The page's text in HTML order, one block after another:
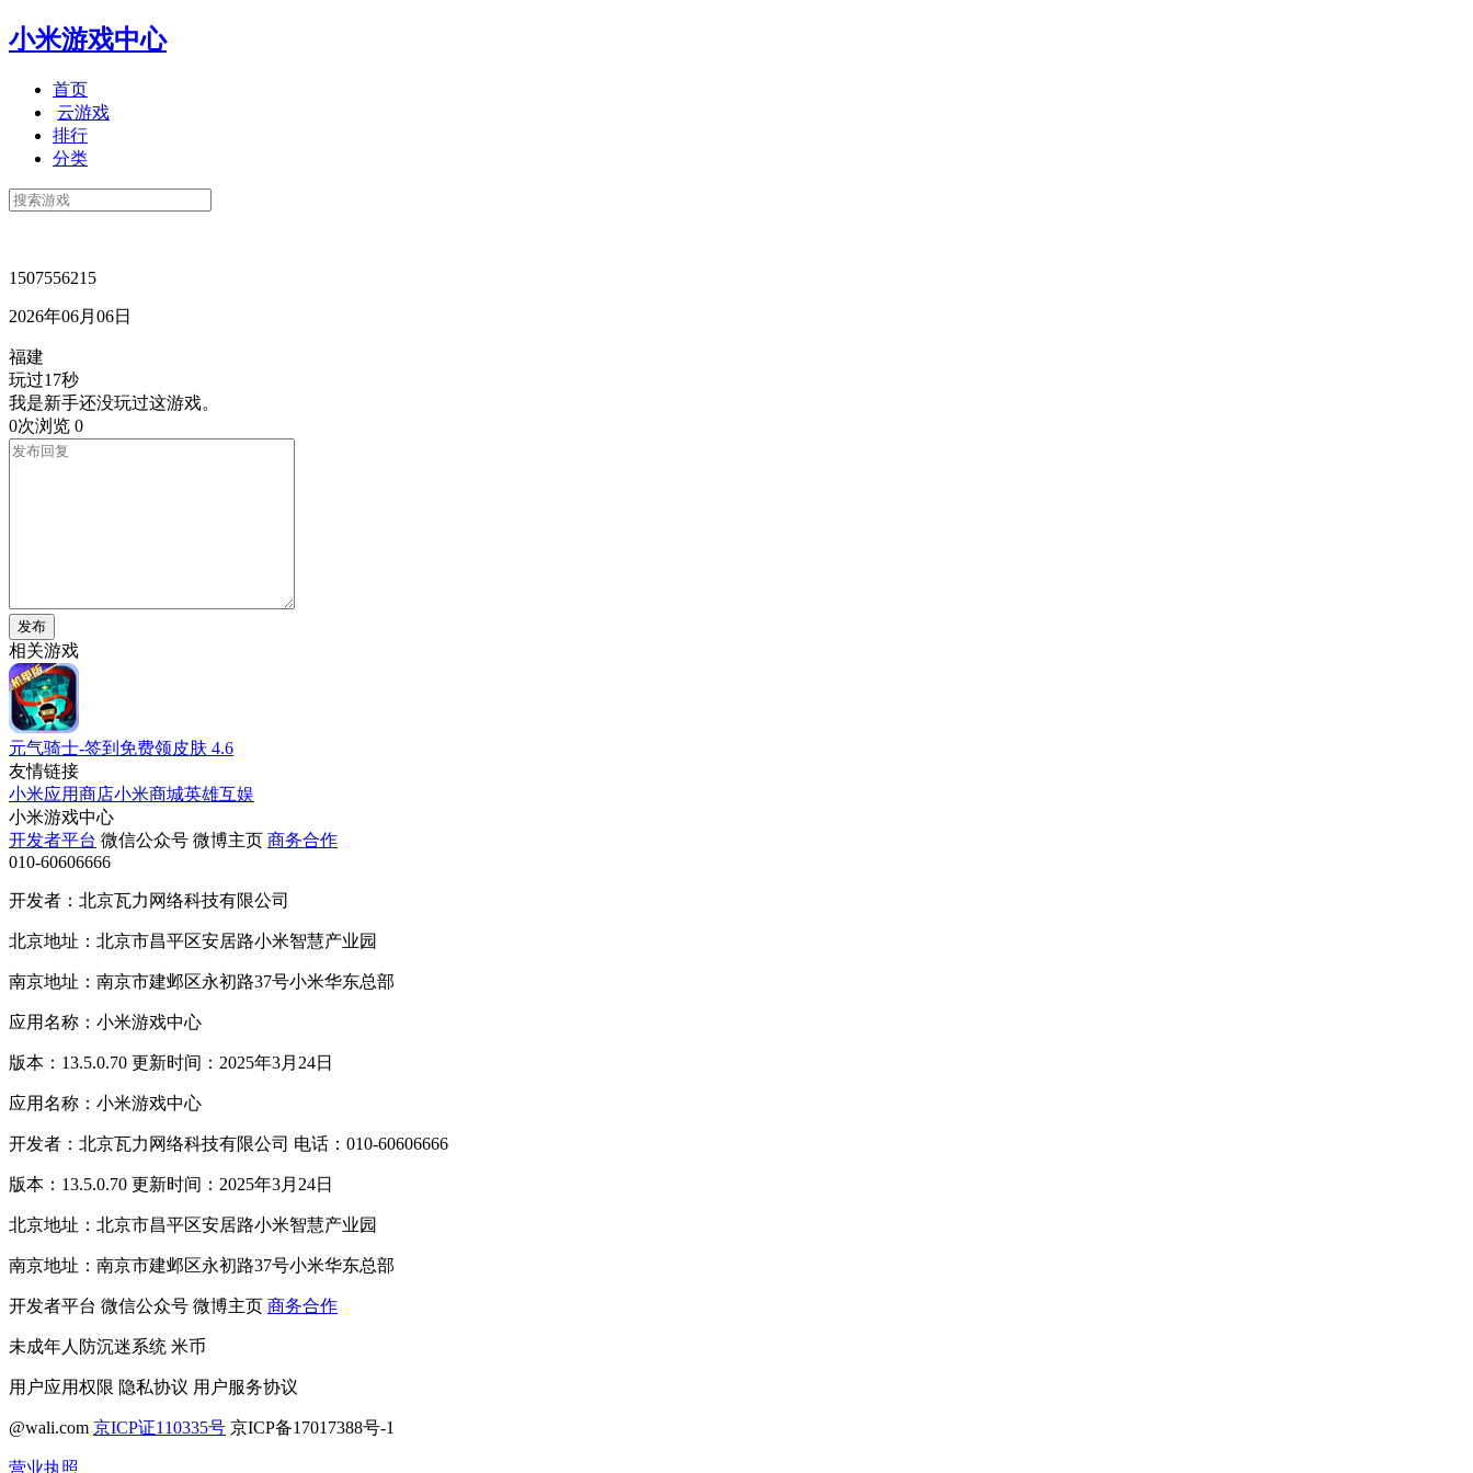
小米游戏中心
首页
云游戏
排行
分类
1507556215
2026年06月06日
福建
玩过17秒
我是新手还没玩过这游戏。
0次浏览 0
发布
相关游戏
元气骑士-签到免费领皮肤 4.6
友情链接
小米应用商店小米商城英雄互娱
小米游戏中心
开发者平台 微信公众号 微博主页 商务合作
010-60606666
开发者：北京瓦力网络科技有限公司
北京地址：北京市昌平区安居路小米智慧产业园
南京地址：南京市建邺区永初路37号小米华东总部
应用名称：小米游戏中心
版本：13.5.0.70 更新时间：2025年3月24日
应用名称：小米游戏中心
开发者：北京瓦力网络科技有限公司 电话：010-60606666
版本：13.5.0.70 更新时间：2025年3月24日
北京地址：北京市昌平区安居路小米智慧产业园
南京地址：南京市建邺区永初路37号小米华东总部
开发者平台 微信公众号 微博主页 商务合作
未成年人防沉迷系统 米币
用户应用权限 隐私协议 用户服务协议
@wali.com 京ICP证110335号 京ICP备17017388号-1
营业执照